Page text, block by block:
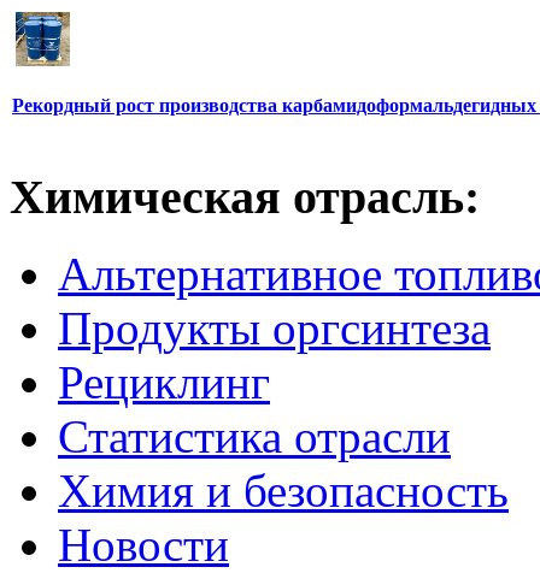
Рекордный рост производства
Химическая отрасль:
Альтернативное
Продукты оргсинтеза
Рециклинг
Статистика отрасли
Химия и безопасность
Новости